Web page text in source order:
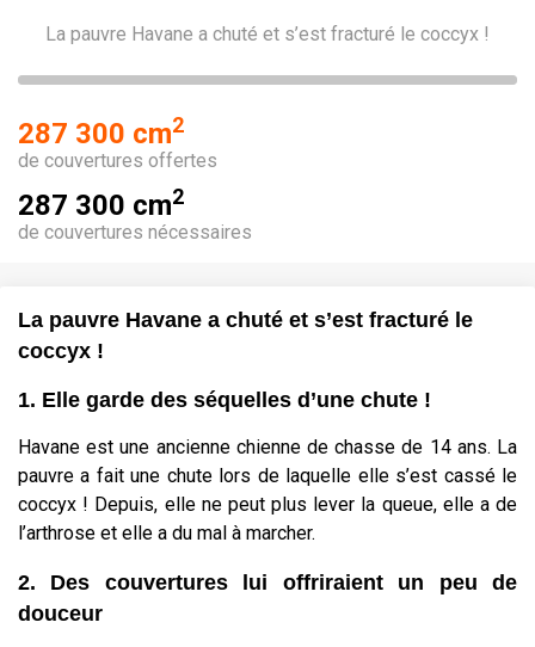
La pauvre Havane a chuté et s’est fracturé le coccyx !
287 300 cm2
de couvertures offertes
287 300 cm2
de couvertures nécessaires
La pauvre Havane a chuté et s’est fracturé le
coccyx !
1. Elle garde des séquelles d’une chute !
Havane est une ancienne chienne de chasse de 14 ans. La
pauvre a fait une chute lors de laquelle elle s’est cassé le
coccyx ! Depuis, elle ne peut plus lever la queue, elle a de
l’arthrose et elle a du mal à marcher.
2. Des couvertures lui offriraient un peu de
douceur